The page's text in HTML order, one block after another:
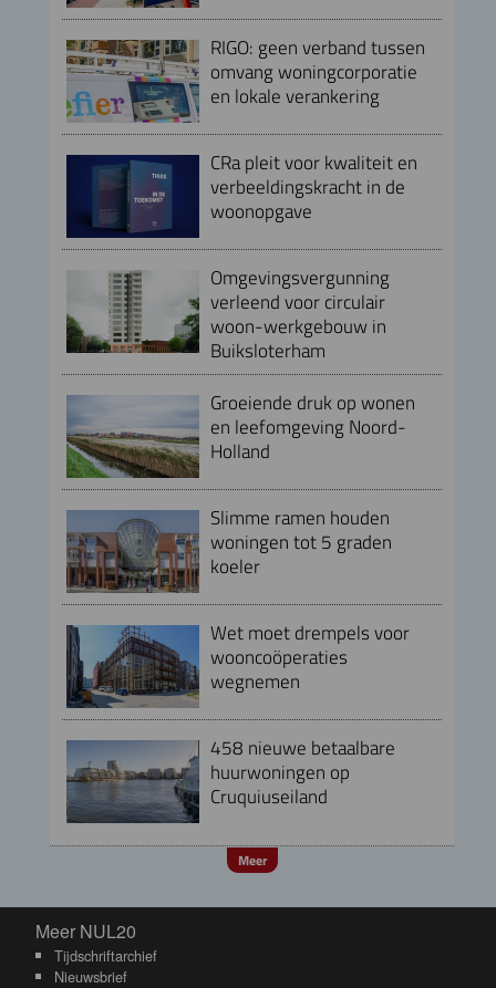
RIGO: geen verband tussen
omvang woningcorporatie
en lokale verankering
CRa pleit voor kwaliteit en
verbeeldingskracht in de
woonopgave
Omgevingsvergunning
verleend voor circulair
woon-werkgebouw in
Buiksloterham
Groeiende druk op wonen
en leefomgeving Noord-
Holland
Slimme ramen houden
woningen tot 5 graden
koeler
Wet moet drempels voor
wooncoöperaties
wegnemen
458 nieuwe betaalbare
huurwoningen op
Cruquiuseiland
Meer
Meer NUL20
Meer NUL20
Tijdschriftarchief
Nieuwsbrief